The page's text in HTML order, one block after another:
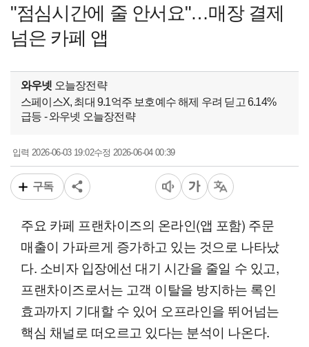
"점심시간에 줄 안서요"…매장 결제
넘은 카페 앱
와우넷 오늘장전략
스페이스X, 최대 9.1억주 보호예수 해제 우려 딛고 6.14%
급등 - 와우넷 오늘장전략
입력2026-06-03 19:02수정 2026-06-04 00:39
구독
주요 카페 프랜차이즈의 온라인(앱 포함) 주문
매출이 가파르게 증가하고 있는 것으로 나타났
다. 소비자 입장에선 대기 시간을 줄일 수 있고,
프랜차이즈로서는 고객 이탈을 방지하는 록인
효과까지 기대할 수 있어 오프라인을 뛰어넘는
핵심 채널로 떠오르고 있다는 분석이 나온다.